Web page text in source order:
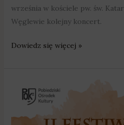
września w kościele pw. św.
Węglewie kolejny koncert.
Dowiedz się więcej »
Maria”